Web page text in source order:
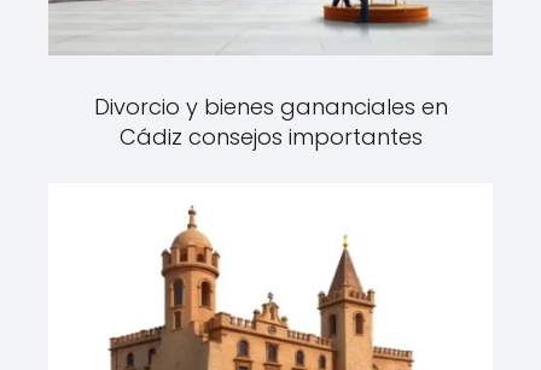
Divorcio y bienes gananciales en
Cádiz consejos importantes